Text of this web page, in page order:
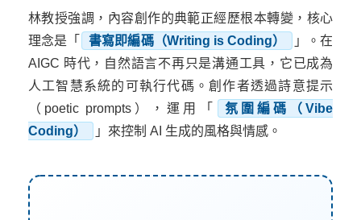
林教授強調，內容創作的典範正經歷根本轉變，核心
理念是「
書寫即編碼（Writing is Coding）
」。在
AIGC 時代，自然語言不再只是溝通工具，它已成為
人工智慧系統的可執行代碼。創作者透過詩意提示
（poetic prompts），運用「
氛圍編碼（Vibe
Coding）
」來控制 AI 生成的風格與情感。